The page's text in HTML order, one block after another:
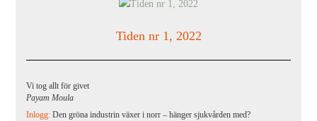
Tiden nr 1, 2022
Vi tog allt för givet
Payam Moula
Inlogg:Den gröna industrin växer i norr – hänger sjukvården med?